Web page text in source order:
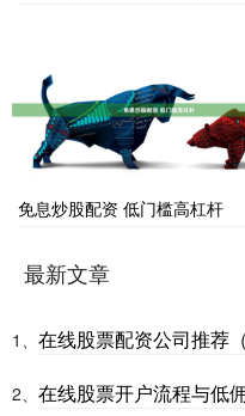
免息炒股配资 低门槛高杠杆
最新文章
1、 在线股票配资公司推荐
2、 在线股票开户流程与低